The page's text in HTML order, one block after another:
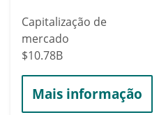
Capitalização de
mercado
$10.78B
Mais informação